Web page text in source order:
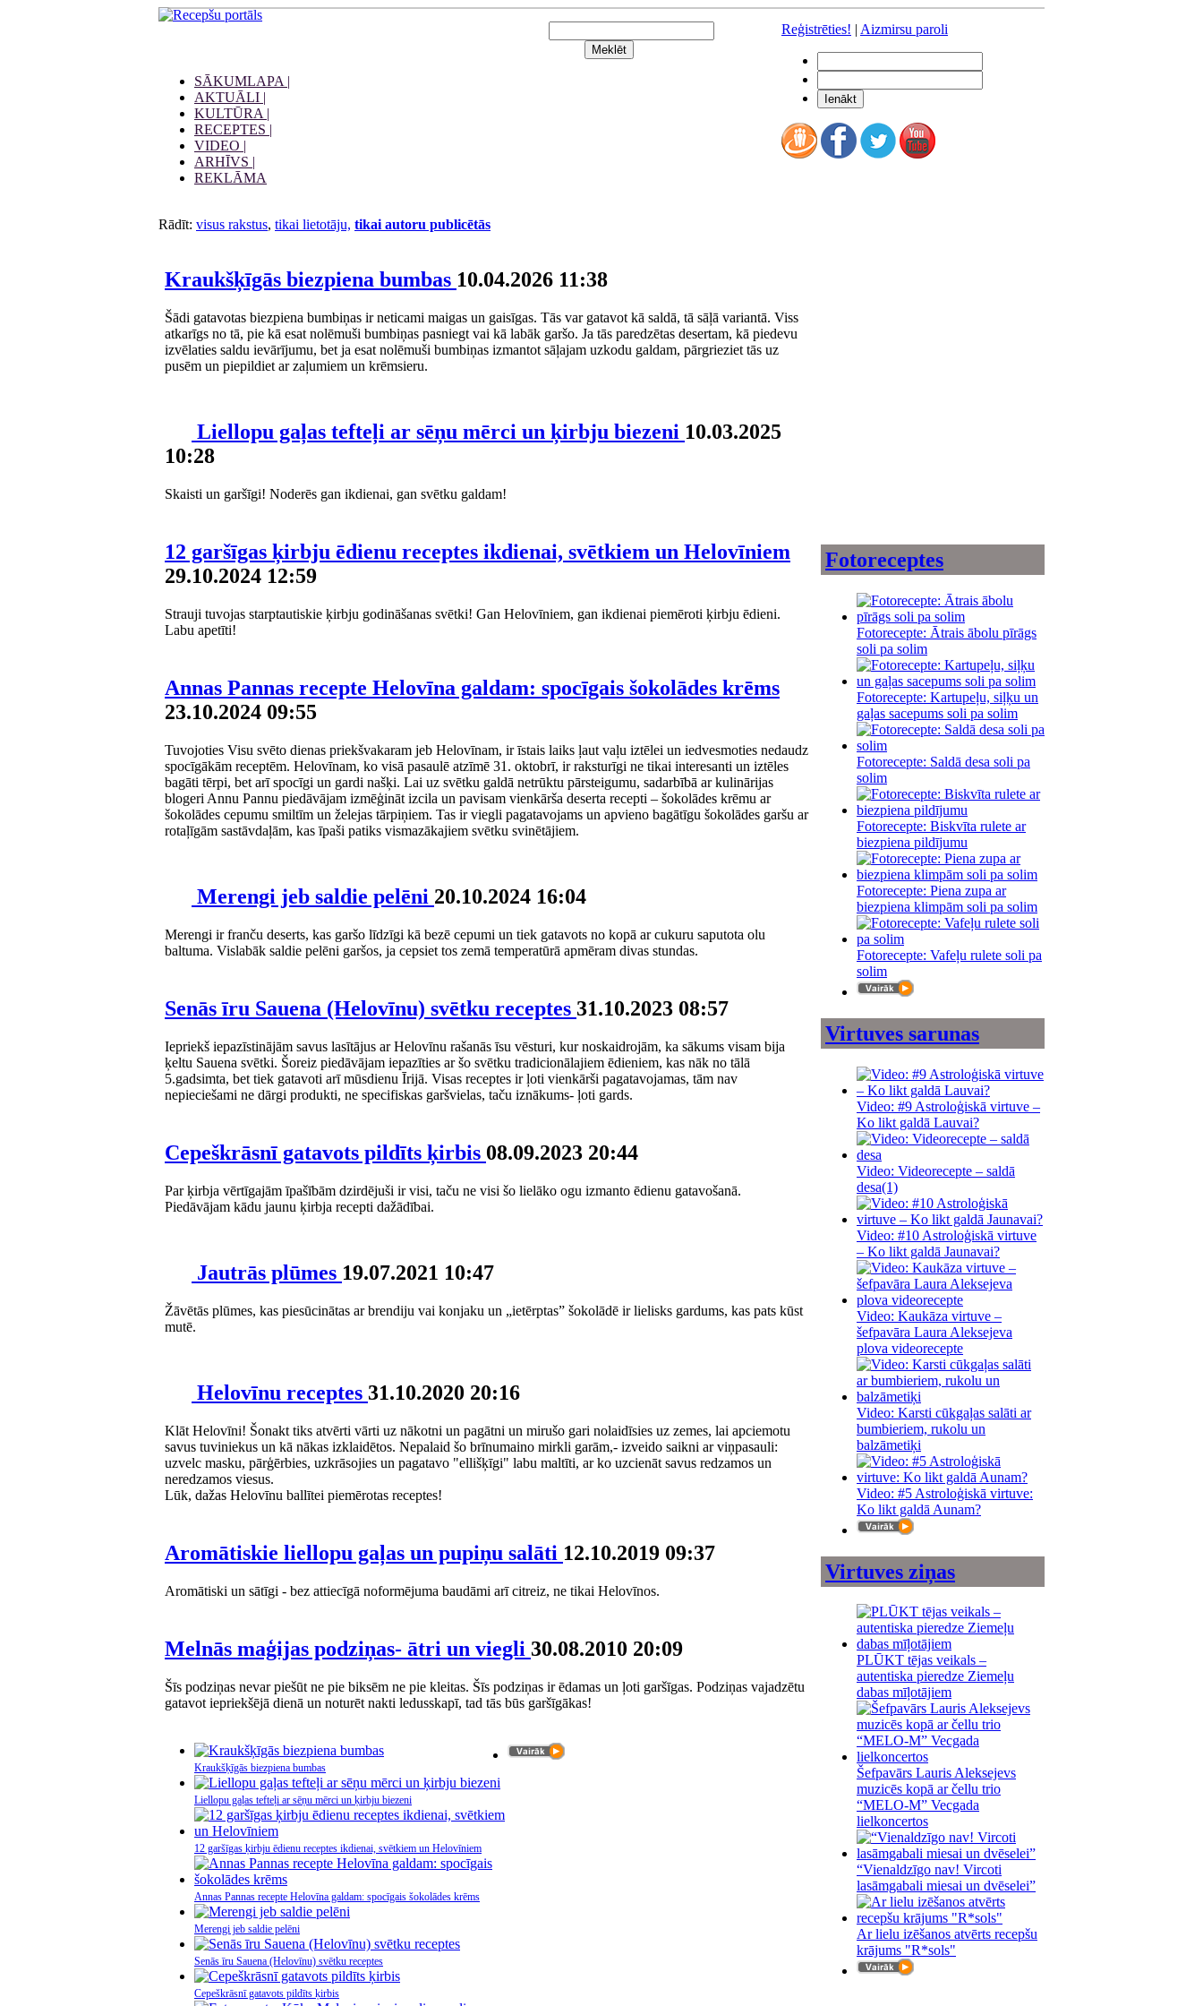
SĀKUMLAPA |
AKTUĀLI |
KULTŪRA |
RECEPTES |
VIDEO |
ARHĪVS |
REKLĀMA
Reģistrēties! | Aizmirsu paroli
Rādīt: visus rakstus, tikai lietotāju, tikai autoru publicētās
Kraukšķīgās biezpiena bumbas 10.04.2026 11:38
Šādi gatavotas biezpiena bumbiņas ir neticami maigas un gaisīgas. Tās var gatavot kā saldā, tā sāļā variantā. Viss
atkarīgs no tā, pie kā esat nolēmuši bumbiņas pasniegt vai kā labāk garšo. Ja tās paredzētas desertam, kā piedevu
izvēlaties saldu ievārījumu, bet ja esat nolēmuši bumbiņas izmantot sāļajam uzkodu galdam, pārgrieziet tās uz
pusēm un piepildiet ar zaļumiem un krēmsieru.
Liellopu gaļas tefteļi ar sēņu mērci un ķirbju biezeni 10.03.2025
10:28
Skaisti un garšīgi! Noderēs gan ikdienai, gan svētku galdam!
12 garšīgas ķirbju ēdienu receptes ikdienai, svētkiem un Helovīniem
29.10.2024 12:59
Strauji tuvojas starptautiskie ķirbju godināšanas svētki! Gan Helovīniem, gan ikdienai piemēroti ķirbju ēdieni.
Labu apetīti!
Annas Pannas recepte Helovīna galdam: spocīgais šokolādes krēms
23.10.2024 09:55
Tuvojoties Visu svēto dienas priekšvakaram jeb Helovīnam, ir īstais laiks ļaut vaļu iztēlei un iedvesmoties nedaudz
spocīgākām receptēm. Helovīnam, ko visā pasaulē atzīmē 31. oktobrī, ir raksturīgi ne tikai interesanti un iztēles
bagāti tērpi, bet arī spocīgi un gardi našķi. Lai uz svētku galdā netrūktu pārsteigumu, sadarbībā ar kulinārijas
blogeri Annu Pannu piedāvājam izmēģināt izcila un pavisam vienkārša deserta recepti – šokolādes krēmu ar
šokolādes cepumu smiltīm un želejas tārpiņiem. Tas ir viegli pagatavojams un apvieno bagātīgu šokolādes garšu ar
rotaļīgām sastāvdaļām, kas īpaši patiks vismazākajiem svētku svinētājiem.
Merengi jeb saldie pelēni 20.10.2024 16:04
Merengi ir franču deserts, kas garšo līdzīgi kā bezē cepumi un tiek gatavots no kopā ar cukuru saputota olu
baltuma. Vislabāk saldie pelēni garšos, ja cepsiet tos zemā temperatūrā apmēram divas stundas.
Senās īru Sauena (Helovīnu) svētku receptes 31.10.2023 08:57
Iepriekš iepazīstinājām savus lasītājus ar Helovīnu rašanās īsu vēsturi, kur noskaidrojām, ka sākums visam bija
ķeltu Sauena svētki. Šoreiz piedāvājam iepazīties ar šo svētku tradicionālajiem ēdieniem, kas nāk no tālā
5.gadsimta, bet tiek gatavoti arī mūsdienu Īrijā. Visas receptes ir ļoti vienkārši pagatavojamas, tām nav
nepieciešami ne dārgi produkti, ne specifiskas garšvielas, taču iznākums- ļoti gards.
Cepeškrāsnī gatavots pildīts ķirbis 08.09.2023 20:44
Par ķirbja vērtīgajām īpašībām dzirdējuši ir visi, taču ne visi šo lielāko ogu izmanto ēdienu gatavošanā.
Piedāvājam kādu jaunu ķirbja recepti dažādībai.
Jautrās plūmes 19.07.2021 10:47
Žāvētās plūmes, kas piesūcinātas ar brendiju vai konjaku un „ietērptas” šokolādē ir lielisks gardums, kas pats kūst
mutē.
Helovīnu receptes 31.10.2020 20:16
Klāt Helovīni! Šonakt tiks atvērti vārti uz nākotni un pagātni un mirušo gari nolaidīsies uz zemes, lai apciemotu
savus tuviniekus un kā nākas izklaidētos. Nepalaid šo brīnumaino mirkli garām,- izveido saikni ar viņpasauli:
uzvelc masku, pārģērbies, uzkrāsojies un pagatavo "ellišķīgi" labu maltīti, ar ko uzcienāt savus redzamos un
neredzamos viesus.
Lūk, dažas Helovīnu ballītei piemērotas receptes!
Aromātiskie liellopu gaļas un pupiņu salāti 12.10.2019 09:37
Aromātiski un sātīgi - bez attiecīgā noformējuma baudāmi arī citreiz, ne tikai Helovīnos.
Melnās maģijas podziņas- ātri un viegli 30.08.2010 20:09
Šīs podziņas nevar piešūt ne pie biksēm ne pie kleitas. Šīs podziņas ir ēdamas un ļoti garšīgas. Podziņas vajadzētu
gatavot iepriekšējā dienā un noturēt nakti ledusskapī, tad tās būs garšīgākas!
Kraukšķīgās biezpiena bumbas
Liellopu gaļas tefteļi ar sēņu mērci un ķirbju biezeni
12 garšīgas ķirbju ēdienu receptes ikdienai, svētkiem un Helovīniem
Annas Pannas recepte Helovīna galdam: spocīgais šokolādes krēms
Merengi jeb saldie pelēni
Senās īru Sauena (Helovīnu) svētku receptes
Cepeškrāsnī gatavots pildīts ķirbis
Fotoreceptes
Fotorecepte: Ātrais ābolu pīrāgs
soli pa solim
Fotorecepte: Kartupeļu, siļķu un
gaļas sacepums soli pa solim
Fotorecepte: Saldā desa soli pa
solim
Fotorecepte: Biskvīta rulete ar
biezpiena pildījumu
Fotorecepte: Piena zupa ar
biezpiena klimpām soli pa solim
Fotorecepte: Vafeļu rulete soli pa
solim
Virtuves sarunas
Video: #9 Astroloģiskā virtuve –
Ko likt galdā Lauvai?
Video: Videorecepte – saldā
desa(1)
Video: #10 Astroloģiskā virtuve
– Ko likt galdā Jaunavai?
Video: Kaukāza virtuve –
šefpavāra Laura Aleksejeva
plova videorecepte
Video: Karsti cūkgaļas salāti ar
bumbieriem, rukolu un
balzāmetiķi
Video: #5 Astroloģiskā virtuve:
Ko likt galdā Aunam?
Virtuves ziņas
PLŪKT tējas veikals –
autentiska pieredze Ziemeļu
dabas mīļotājiem
Šefpavārs Lauris Aleksejevs
muzicēs kopā ar čellu trio
“MELO-M” Vecgada
lielkoncertos
“Vienaldzīgo nav! Vircoti
lasāmgabali miesai un dvēselei”
Ar lielu izēšanos atvērts recepšu
krājums "R*sols"